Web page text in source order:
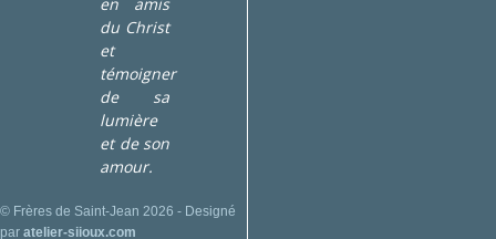
du Christ
et
témoigner
de sa
lumière
et de son
amour.
© Frères de Saint-Jean 2026 - Designé
par atelier-siioux.com